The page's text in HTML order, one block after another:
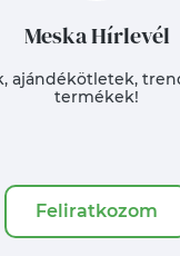
Meska Hírlevél
ajándékötletek,
termékek!
Feliratkozom